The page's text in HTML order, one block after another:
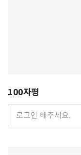
100자평